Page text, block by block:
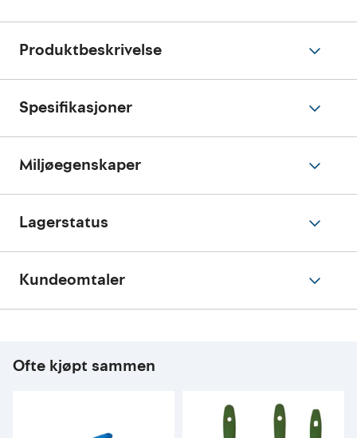
Produktbeskrivelse
Spesifikasjoner
Miljøegenskaper
Lagerstatus
Kundeomtaler
Ofte kjøpt sammen